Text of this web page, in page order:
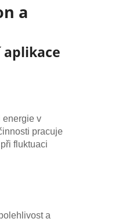
a
energie v
pracuje
fluktuaci
a